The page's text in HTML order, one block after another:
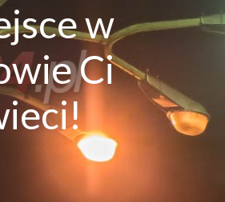
w
Ci